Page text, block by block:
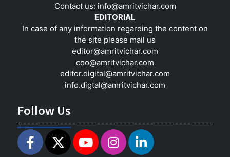
Contact us: info@amritvichar.com
EDITORIAL
In case of any information regarding the content on
the site please mail us
editor@amritvichar.com
coo@amritvichar.com
editor.digital@amritvichar.com
info.digtal@amritvichar.com
Follow Us